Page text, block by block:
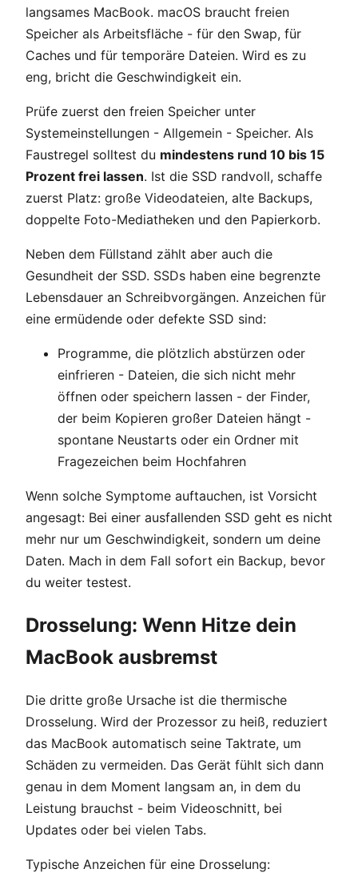
langsames MacBook. macOS braucht freien
Speicher als Arbeitsfläche - für den Swap, für
Caches und für temporäre Dateien. Wird es zu
eng, bricht die Geschwindigkeit ein.
Prüfe zuerst den freien Speicher unter
Systemeinstellungen - Allgemein - Speicher. Als
Faustregel solltest du mindestens rund 10 bis 15
Prozent frei lassen. Ist die SSD randvoll, schaffe
zuerst Platz: große Videodateien, alte Backups,
doppelte Foto-Mediatheken und den Papierkorb.
Neben dem Füllstand zählt aber auch die
Gesundheit der SSD. SSDs haben eine begrenzte
Lebensdauer an Schreibvorgängen. Anzeichen für
eine ermüdende oder defekte SSD sind:
Programme, die plötzlich abstürzen oder
einfrieren - Dateien, die sich nicht mehr
öffnen oder speichern lassen - der Finder,
der beim Kopieren großer Dateien hängt -
spontane Neustarts oder ein Ordner mit
Fragezeichen beim Hochfahren
Wenn solche Symptome auftauchen, ist Vorsicht
angesagt: Bei einer ausfallenden SSD geht es nicht
mehr nur um Geschwindigkeit, sondern um deine
Daten. Mach in dem Fall sofort ein Backup, bevor
du weiter testest.
Drosselung: Wenn Hitze dein
MacBook ausbremst
Die dritte große Ursache ist die thermische
Drosselung. Wird der Prozessor zu heiß, reduziert
das MacBook automatisch seine Taktrate, um
Schäden zu vermeiden. Das Gerät fühlt sich dann
genau in dem Moment langsam an, in dem du
Leistung brauchst - beim Videoschnitt, bei
Updates oder bei vielen Tabs.
Typische Anzeichen für eine Drosselung: